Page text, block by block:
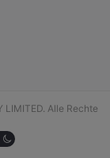
LIMITED. Alle Rechte